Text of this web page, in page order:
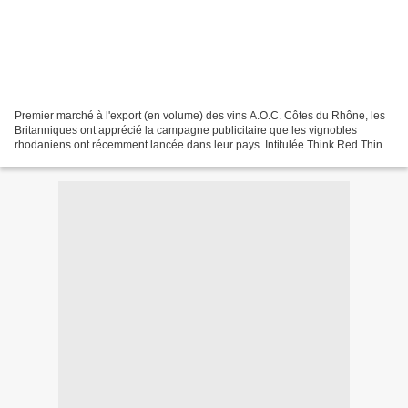
Premier marché à l'export (en volume) des vins A.O.C. Côtes du Rhône, les
Britanniques ont apprécié la campagne publicitaire que les vignobles
rhodaniens ont récemment lancée dans leur pays. Intitulée Think Red Think